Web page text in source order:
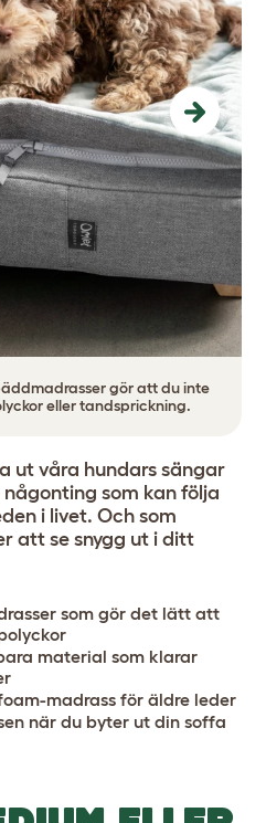
gör att du inte
eller tandsprickning.
Next
ut våra hundars sängar
som kan följa
i livet. Och som
att se snygg ut i ditt
som gör det lätt att
material som klarar
madrass för äldre leder
när du byter ut din soffa